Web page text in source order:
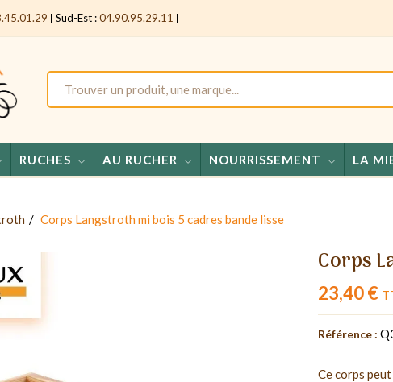
| Sud-Est :04.90.95.29.11 |
RUCHES AU RUCHER NOURRISSEMENT LA
Corps Langstroth mi bois 5 cadres bande lisse
Corps
23,40 €
Référence :
Ce corps